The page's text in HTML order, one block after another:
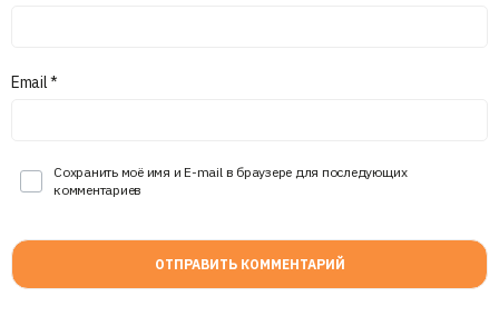
Email*
Сохранить моё имя и E-mail в браузере для последующих
комментариев